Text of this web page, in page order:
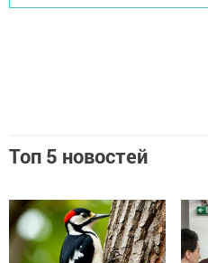
Топ 5 новостей